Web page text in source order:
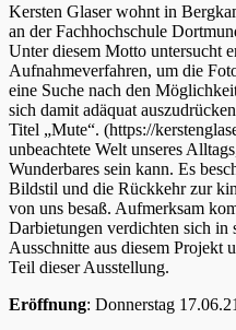
Kersten Glaser wohnt in
an der Fachhochschule
Unter diesem Motto untersucht
Aufnahmeverfahren, um die
eine Suche nach den
sich damit adäquat
Titel „Mute“. (https://
unbeachtete Welt unseres
Wunderbares sein kann. Es
Bildstil und die Rückkehr zur
von uns besaß. Aufmerksam
Darbietungen verdichten sich
Ausschnitte aus diesem Projekt
Teil dieser Ausstellung.
Eröffnung: Donnerstag